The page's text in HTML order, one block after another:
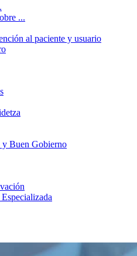
...
al paciente y usuario
y Buen Gobierno